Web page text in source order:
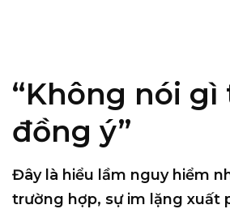
“Không nói gì
đồng ý”
Đây là hiểu lầm nguy hiểm
trường hợp, sự im lặng xuất